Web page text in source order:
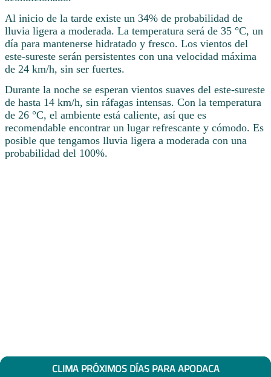
Al inicio de la tarde existe un 34% de probabilidad de
lluvia ligera a moderada. La temperatura será de 35 °C, un
día para mantenerse hidratado y fresco. Los vientos del
este-sureste serán persistentes con una velocidad máxima
de 24 km/h, sin ser fuertes.
Durante la noche se esperan vientos suaves del este-sureste
de hasta 14 km/h, sin ráfagas intensas. Con la temperatura
de 26 °C, el ambiente está caliente, así que es
recomendable encontrar un lugar refrescante y cómodo. Es
posible que tengamos lluvia ligera a moderada con una
probabilidad del 100%.
CLIMA PRÓXIMOS DÍAS PARA APODACA